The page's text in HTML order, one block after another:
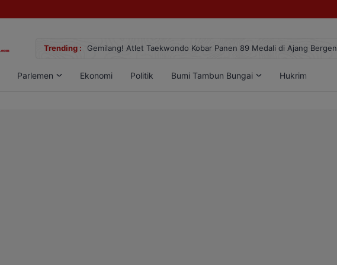
Trending : Gemilang! Atlet Taekwondo Kobar Panen 89 Medali di Ajang
Parlemen Ekonomi Politik Bumi Tambun Bungai Hukrim